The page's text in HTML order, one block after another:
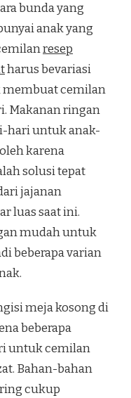
bunda yang
anak yang
resep
harus bevariasi
cemilan
Makanan ringan
hari untuk anak-
karena
solusi tepat
jajanan
luas saat ini.
mudah untuk
beberapa varian
meja kosong di
beberapa
untuk cemilan
Bahan-bahan
cukup